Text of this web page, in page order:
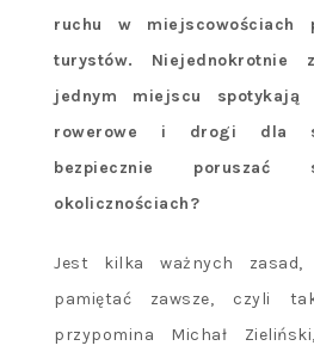
ruchu w miejscowościach
turystów.
jednym miejscu
rowerowe i drogi dla
bezpiecznie
okolicznościach?
Jest kilka ważnych
pamiętać zawsze, czyli
przypomina Michał